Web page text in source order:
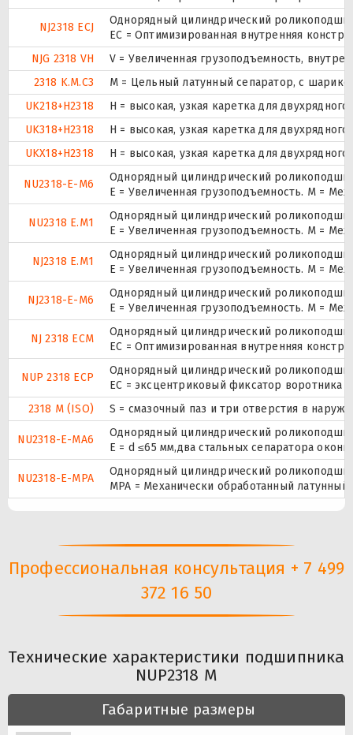
NJ2318 ECJ
Однорядный цилиндрический
EC = Оптимизированная внутренняя
NJG 2318 VH
V = Увеличенная грузоподъемность,
2318 K.M.C3
M = Цельный латунный сепаратор, с
UK218+H2318
H = высокая, узкая каретка для
UK318+H2318
H = высокая, узкая каретка для
UKX18+H2318
H = высокая, узкая каретка для
NU2318-E-M6
Однорядный цилиндрический
E = Увеличенная грузоподъемность. М =
NU2318 E.M1
Однорядный цилиндрический
E = Увеличенная грузоподъемность. М =
NJ2318 E.M1
Однорядный цилиндрический
E = Увеличенная грузоподъемность. М =
NJ2318-E-M6
Однорядный цилиндрический
E = Увеличенная грузоподъемность. М =
NJ 2318 ECM
Однорядный цилиндрический
EC = Оптимизированная внутренняя
NUP 2318 ECP
Однорядный цилиндрический
ЕС = эксцентриковый фиксатор воротника
2318 M (ISO)
S = смазочный паз и три отверстия в
NU2318-E-MA6
Однорядный цилиндрический
E = d ≤65 мм,два стальных сепаратора
NU2318-E-MPA
Однорядный цилиндрический
MPA = Механически обработанный латунный
Профессиональная консультация + 7 499
372 16 50
Технические характеристики подшипника
NUP2318 M
Габаритные размеры